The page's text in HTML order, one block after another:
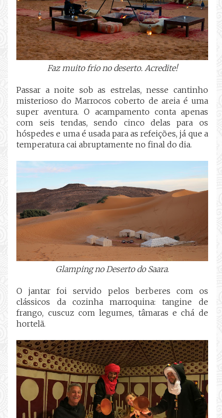
Faz muito frio no deserto. Acredite!
Passar a noite sob as estrelas, nesse cantinho
misterioso do Marrocos coberto de areia é uma
super aventura. O acampamento conta apenas
com seis tendas, sendo cinco delas para os
hóspedes e uma é usada para as refeições, já que a
temperatura cai abruptamente no final do dia.
Glamping no Deserto do Saara.
O jantar foi servido pelos berberes com os
clássicos da cozinha marroquina: tangine de
frango, cuscuz com legumes, tâmaras e chá de
hortelã.